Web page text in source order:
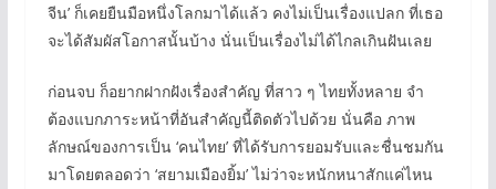
จีน’ ก็เคยยืนมือหนึ่งโลกมาได้แล้ว คงไม่เป็นเรื่องแปลก ที่เธอ
จะได้สัมผัสโอกาสนั้นบ้าง นั่นเป็นเรื่องไม่ได้ไกลเกินฝันเลย
ก่อนจบ ก็อยากฝากฝังเรื่องสำคัญ ที่สาว ๆ ไทยทั้งหลาย จำ
ต้องแบกภาระหน้าที่อันสำคัญนี้ติดตัวไปด้วย นั่นคือ ภาพ
ลักษณ์ของการเป็น ‘คนไทย’ ที่ได้รับการยอมรับและชื่นชมกัน
มาโดยตลอดว่า ‘สยามเมืองยิ้ม’ ไม่ว่าจะหนักหนาสักแค่ไหน